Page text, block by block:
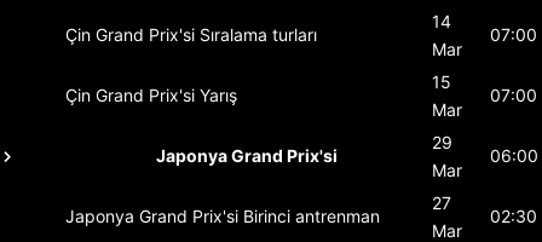
Çin Grand Prix'si Sıralama turları
14
Mar
07:00
Çin Grand Prix'si Yarış
15
Mar
07:00
Japonya Grand Prix'si
29
Mar
06:00
Japonya Grand Prix'si Birinci antrenman
27
Mar
02:30